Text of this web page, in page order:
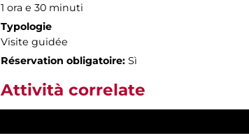
1 ora e 30 minuti
Typologie
Visite guidée
Réservation obligatoire: Sì
Attività correlate